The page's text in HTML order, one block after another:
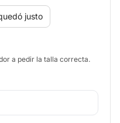
justo
a pedir la talla correcta.